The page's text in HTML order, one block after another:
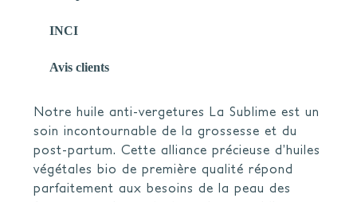
INCI
Avis clients
Notre huile anti-vergetures La Sublime est un
soin incontournable de la grossesse et du
post-partum. Cette alliance précieuse d’huiles
végétales bio de première qualité répond
parfaitement aux besoins de la peau des